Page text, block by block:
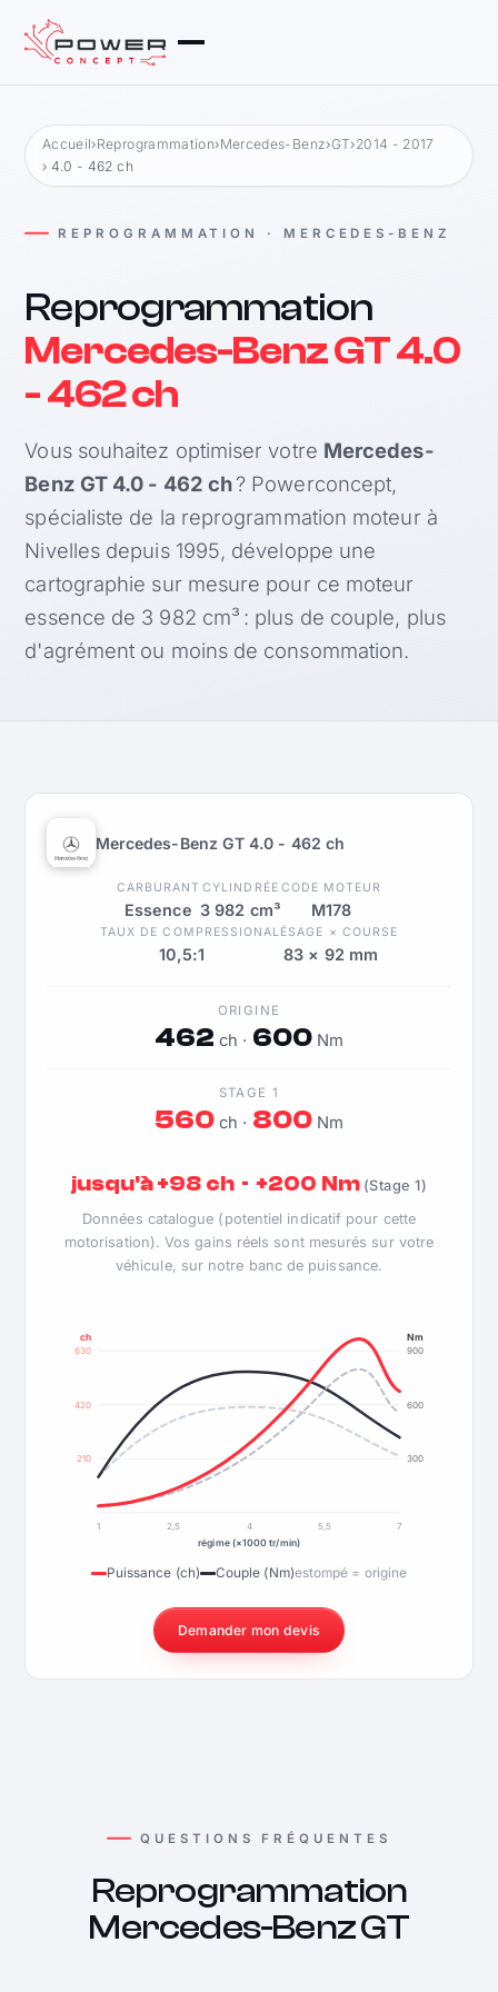
Accueil›Reprogrammation›Mercedes-Benz›GT›2014 - 2017
› 4.0 - 462 ch
REPROGRAMMATION · MERCEDES-BENZ
Reprogrammation
Mercedes-Benz GT 4.0
- 462 ch
Vous souhaitez optimiser votre Mercedes-
Benz GT 4.0 - 462 ch? Powerconcept,
spécialiste de la reprogrammation moteur à
Nivelles depuis 1995, développe une
cartographie sur mesure pour ce moteur
essence de 3 982 cm³ : plus de couple, plus
d'agrément ou moins de consommation.
Mercedes-Benz GT 4.0 - 462 ch
CARBURANT
Essence
CYLINDRÉE
3 982 cm³
CODE MOTEUR
M178
TAUX DE COMPRESSION
10,5:1
ALÉSAGE × COURSE
83 × 92 mm
ORIGINE
462 ch · 600Nm
STAGE 1
560 ch · 800Nm
jusqu'à +98 ch · +200 Nm (Stage 1)
Données catalogue (potentiel indicatif pour cette
motorisation). Vos gains réels sont mesurés sur votre
véhicule, sur notre banc de puissance.
210
420
630
300
600
900
ch Nm
1 2,5 4 5,5
7
régime (×1000 tr/min)
Puissance (ch) Couple (Nm)estompé = origine
Demander mon devis
QUESTIONS FRÉQUENTES
Reprogrammation
Mercedes-Benz GT